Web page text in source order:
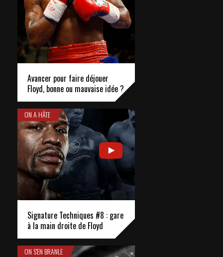
Avancer pour faire déjouer
Floyd, bonne ou mauvaise idée ?
ON A HÂTE
Signature Techniques #8 : gare
à la main droite de Floyd
ON S'EN BRANLE